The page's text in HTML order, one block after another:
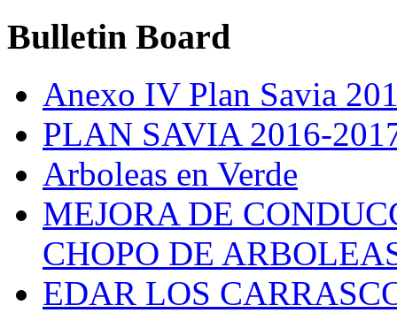
Bulletin Board
Anexo IV Plan Savia
PLAN SAVIA 2016-
Arboleas en Verde
MEJORA DE
CHOPO DE
EDAR LOS